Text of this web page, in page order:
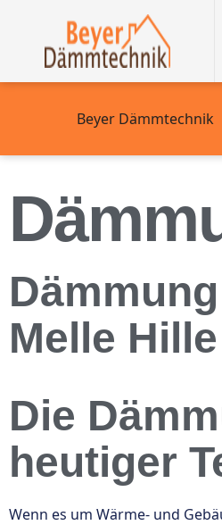
Beyer Dämmtechnik
Melle Hille
Die
heutiger
Wenn es um Wärme- und